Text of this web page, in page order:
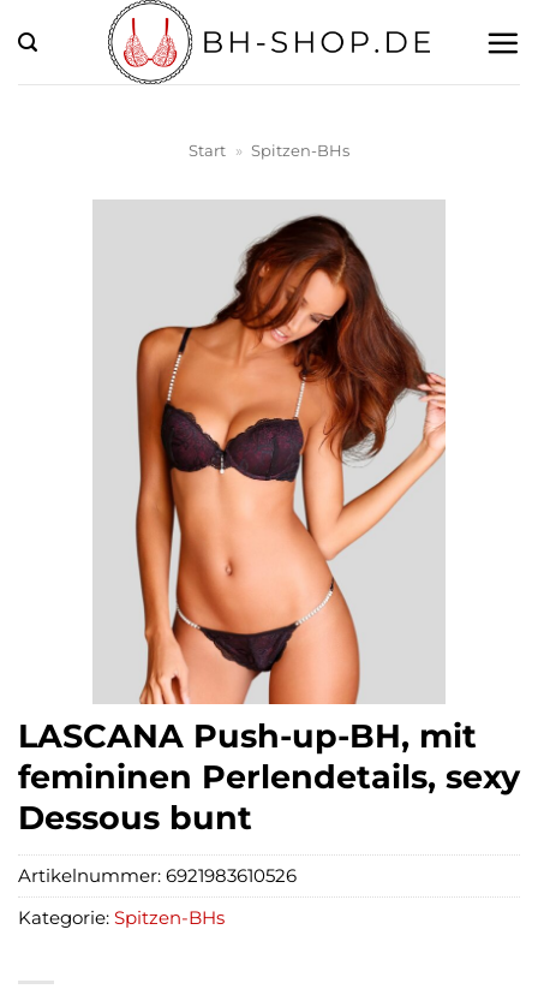
Inhalt
springen
Start » Spitzen-BHs
LASCANA Push-up-BH, mit
femininen Perlendetails, sexy
Dessous bunt
Artikelnummer: 6921983610526
Kategorie: Spitzen-BHs